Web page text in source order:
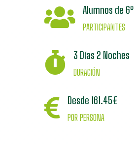
 Alumnos de 6º
PARTICIPANTES
 3 Días 2 Noches
DURACIÓN
 Desde 161.45€
POR PERSONA